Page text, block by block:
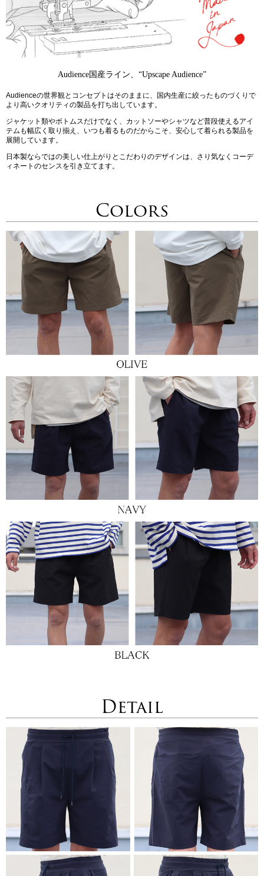
Audience国産ライン、“Upscape Audience”
Audienceの世界観とコンセプトはそのままに、国内生産に絞ったものづくりで
より高いクオリティの製品を打ち出しています。
ジャケット類やボトムスだけでなく、カットソーやシャツなど普段使えるアイ
テムも幅広く取り揃え、いつも着るものだからこそ、安心して着られる製品を
展開しています。
日本製ならではの美しい仕上がりとこだわりのデザインは、さり気なくコーデ
ィネートのセンスを引き立てます。
Colors
Detail